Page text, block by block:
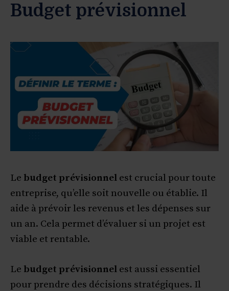
Budget prévisionnel
Le budget prévisionnel est crucial pour toute
entreprise, qu’elle soit nouvelle ou établie. Il
aide à prévoir les revenus et les dépenses sur
un an. Cela permet d’évaluer si un projet est
viable et rentable.
Le budget prévisionnel est aussi essentiel
pour prendre des décisions stratégiques. Il